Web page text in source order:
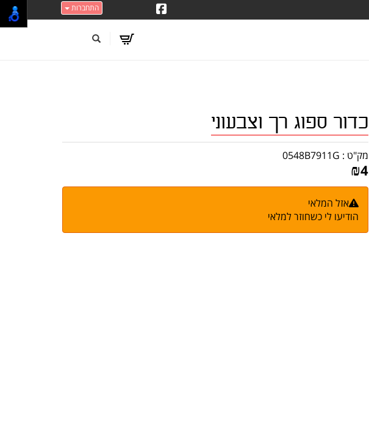
התחברות
כדור ספוג רך וצבעוני
מק"ט : 0548B7911G
₪4
אזל המלאי
הודיעו לי כשחוזר למלאי